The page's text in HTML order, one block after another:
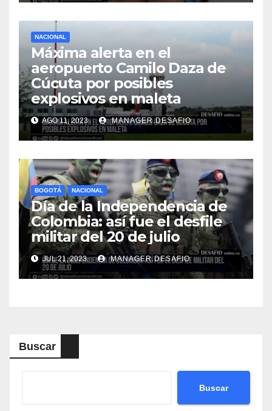
NACIONAL
Máxima alerta en el
aeropuerto Camilo Daza de
Cúcuta por posibles
explosivos en maleta
AGO 11, 2023 MANAGER.DESAFIO
BOGOTÁ NACIONAL
Día de la Independencia de
Colombia: así fue el desfile
militar del 20 de julio
JUL 21, 2023 MANAGER.DESAFIO
Buscar
Buscar